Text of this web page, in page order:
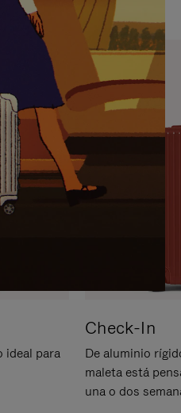
ideal para
Check-In
De aluminio
maleta está
una o dos